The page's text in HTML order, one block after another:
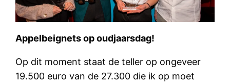
Appelbeignets op oudjaarsdag!
Op dit moment staat de teller op ongeveer
19.500 euro van de 27.300 die ik op moet